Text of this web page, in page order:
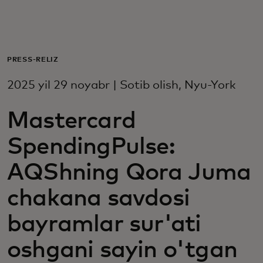
Biznes uchun
Innovatorlar uchun
Yangiliklar va trendlar
PRESS-RELIZ
2025 yil 29 noyabr | Sotib olish, Nyu-York
Mastercard
SpendingPulse:
AQShning Qora Juma
chakana savdosi
bayramlar sur'ati
oshgani sayin o'tgan